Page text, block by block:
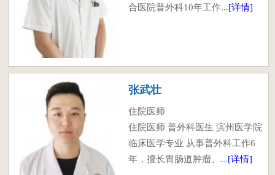
合医院普外科10年工作...[详情]
张武壮
住院医师
住院医师 普外科医生 滨州医学院
临床医学专业 从事普外科工作6
年，擅长胃肠道肿瘤、...[详情]